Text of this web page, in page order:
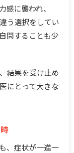
に襲われ、
う選択をしてい
問することも少
結果を受け止め
にとって大きな
、症状が一進一